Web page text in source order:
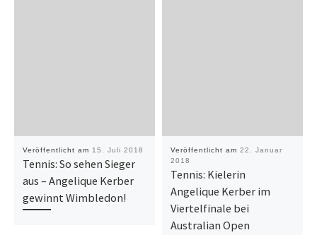
Veröffentlicht am 15. Juli 2018
Tennis: So sehen Sieger
aus – Angelique Kerber
gewinnt Wimbledon!
Veröffentlicht am 22. Januar
2018
Tennis: Kielerin
Angelique Kerber im
Viertelfinale bei
Australian Open